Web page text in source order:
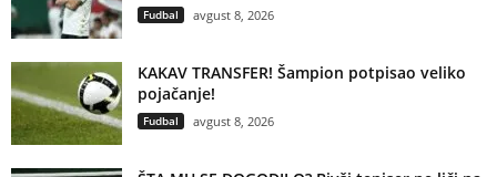
Fudbal avgust 8, 2026
KAKAV TRANSFER! Šampion potpisao veliko
pojačanje!
Fudbal avgust 8, 2026